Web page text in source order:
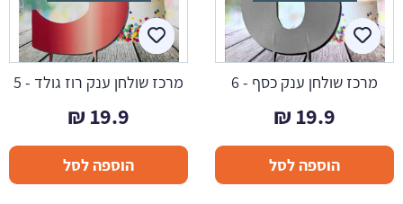
מרכז שולחן ענק כסף - 6
19.9
₪
הוספה לסל
מרכז שולחן ענק רוז גולד - 5
19.9
₪
הוספה לסל